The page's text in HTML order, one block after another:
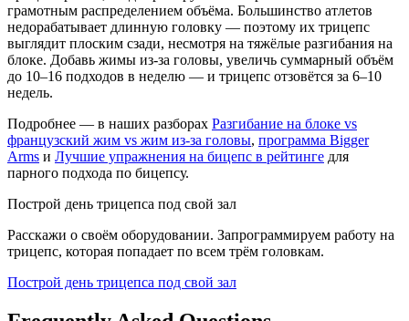
грамотным распределением объёма. Большинство атлетов
недорабатывает длинную головку — поэтому их трицепс
выглядит плоским сзади, несмотря на тяжёлые разгибания на
блоке. Добавь жимы из-за головы, увеличь суммарный объём
до 10–16 подходов в неделю — и трицепс отзовётся за 6–10
недель.
Подробнее — в наших разборах Разгибание на блоке vs
французский жим vs жим из-за головы, программа Bigger
Arms и Лучшие упражнения на бицепс в рейтинге для
парного подхода по бицепсу.
Построй день трицепса под свой зал
Расскажи о своём оборудовании. Запрограммируем работу на
трицепс, которая попадает по всем трём головкам.
Построй день трицепса под свой зал